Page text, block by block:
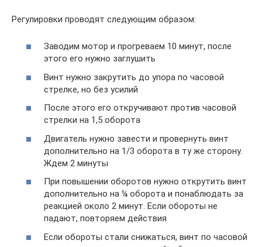
Регулировки проводят следующим образом:
Заводим мотор и прогреваем 10 минут, после
этого его нужно заглушить
Винт нужно закрутить до упора по часовой
стрелке, но без усилий
После этого его откручивают против часовой
стрелки на 1,5 оборота
Двигатель нужно завести и провернуть винт
дополнительно на 1/3 оборота в ту же сторону.
Ждем 2 минуты
При повышении оборотов нужно открутить винт
дополнительно на ¼ оборота и понаблюдать за
реакцией около 2 минут. Если обороты не
падают, повторяем действия
Если обороты стали снижаться, винт по часовой